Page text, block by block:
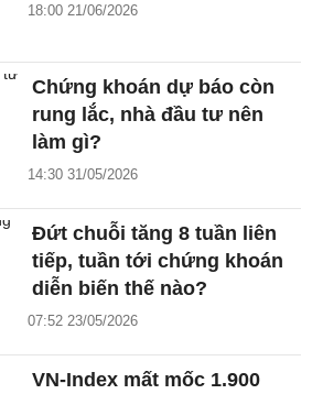
18:00 21/06/2026
Chứng khoán dự báo còn
rung lắc, nhà đầu tư nên
làm gì?
14:30 31/05/2026
Đứt chuỗi tăng 8 tuần liên
tiếp, tuần tới chứng khoán
diễn biến thế nào?
07:52 23/05/2026
VN-Index mất mốc 1.900